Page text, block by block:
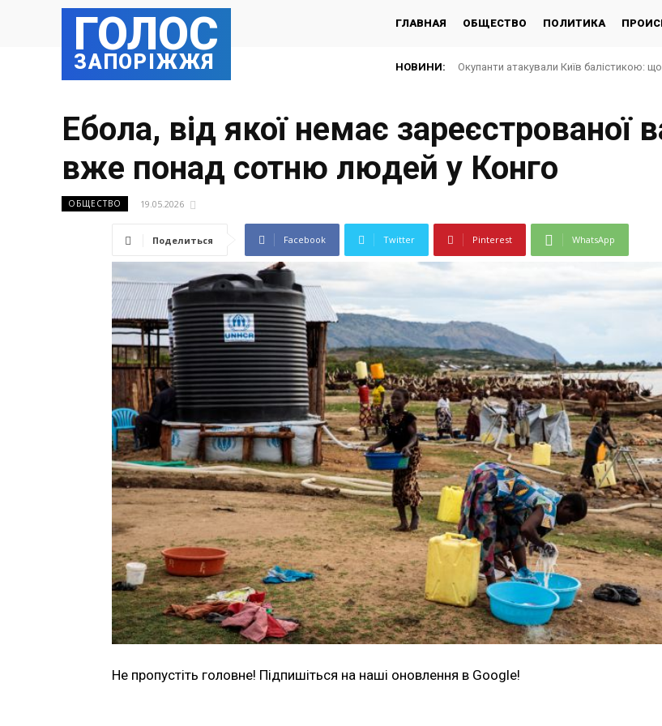
ГОЛОС
ЗАПОРІЖЖЯ
ГЛАВНАЯ ОБЩЕСТВО ПОЛИТИКА
НОВИНИ: Окупанти атакували Київ балістикою:
Ебола, від якої немає зареєстрованої
вже понад сотню людей у Конго
ОБЩЕСТВО 19.05.2026
Поделиться Facebook Twitter Pinterest WhatsApp
Не пропустіть головне! Підпишіться на наші оновлення в Google!